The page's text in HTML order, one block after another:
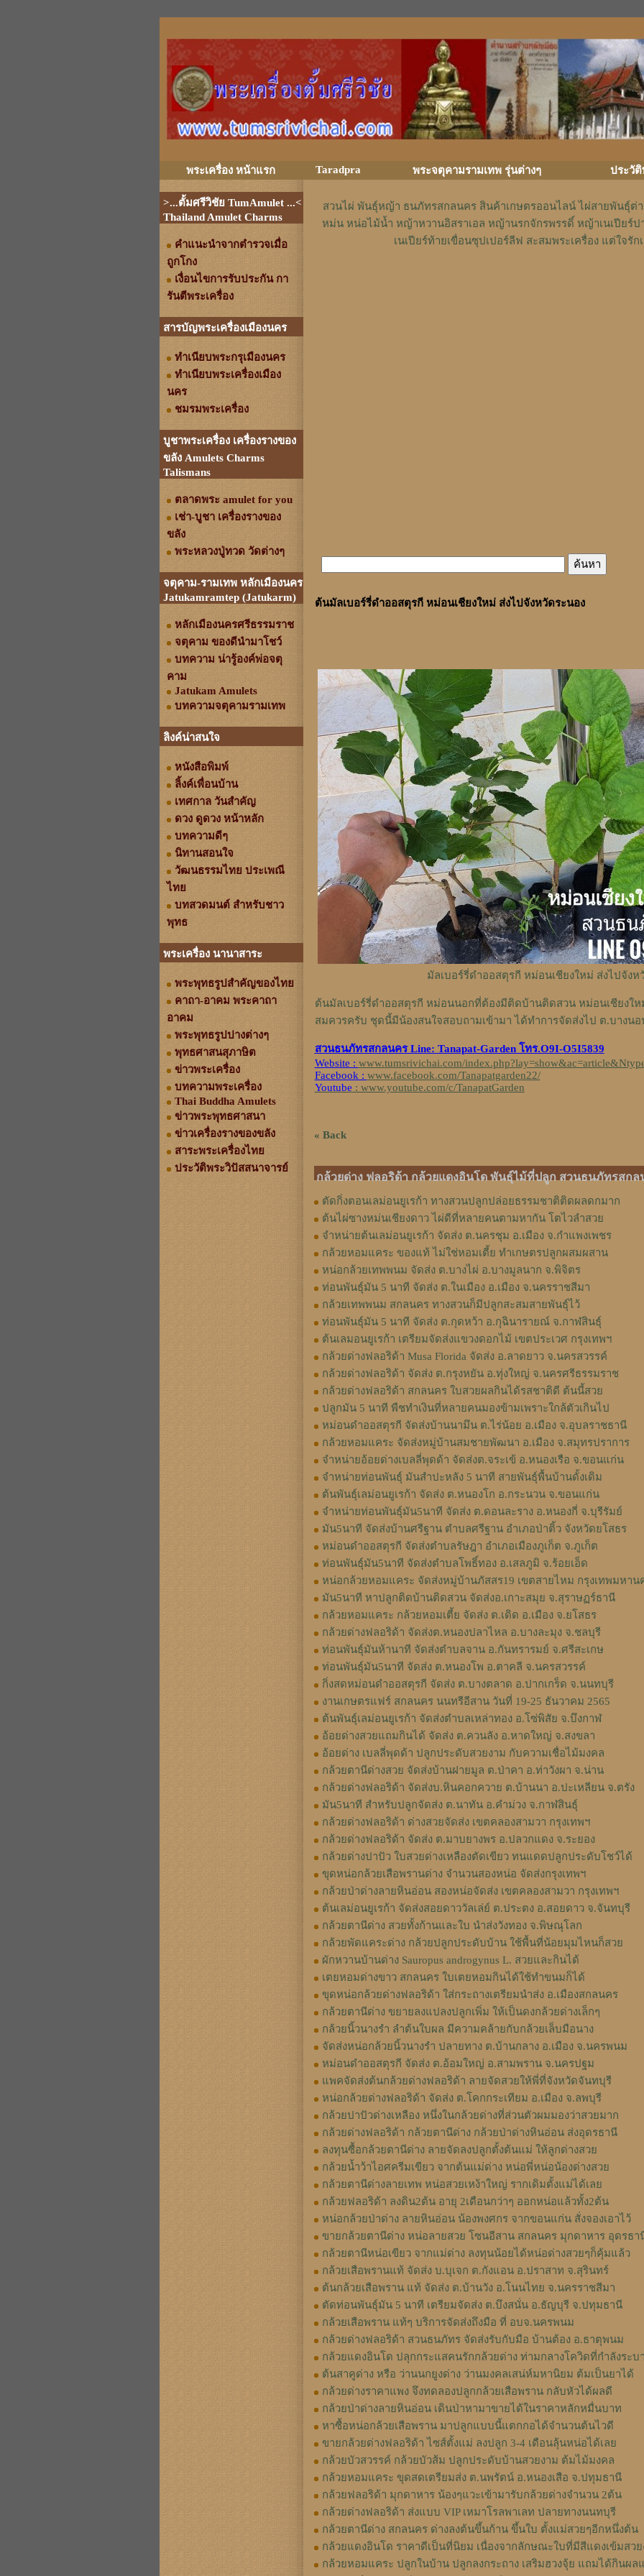
พระเครื่อง หน้าแรก Taradpra พระจตุคามรามเทพ รุ่นต่างๆ ประวัติ
>...ตั้มศรีวิชัย TumAmulet ...<
Thailand Amulet Charms
คำแนะนำจากตำรวจเมื่อ
ถูกโกง
เงื่อนไขการรับประกัน กา
รันตีพระเครื่อง
สารบัญพระเครื่องเมืองนคร
ทำเนียบพระกรุเมืองนคร
ทำเนียบพระเครื่องเมือง
นคร
ชมรมพระเครื่อง
บูชาพระเครื่อง เครื่องรางของ
ขลัง Amulets Charms
Talismans
ตลาดพระ amulet for you
เช่า-บูชา เครื่องรางของ
ขลัง
พระหลวงปู่ทวด วัดต่างๆ
จตุคาม-รามเทพ หลักเมืองนคร
Jatukamramtep (Jatukarm)
หลักเมืองนครศรีธรรมราช
จตุคาม ของดีนำมาโชว์
บทความ น่ารู้องค์พ่อจตุ
คาม
Jatukam Amulets
บทความจตุคามรามเทพ
ลิงค์น่าสนใจ
หนังสือพิมพ์
ลิ้งค์เพื่อนบ้าน
เทศกาล วันสำคัญ
ดวง ดูดวง หน้าหลัก
บทความดีๆ
นิทานสอนใจ
วัฒนธรรมไทย ประเพณี
ไทย
บทสวดมนต์ สำหรับชาว
พุทธ
พระเครื่อง นานาสาระ
พระพุทธรูปสำคัญของไทย
คาถา-อาคม พระคาถา
อาคม
พระพุทธรูปปางต่างๆ
พุทธศาสนสุภาษิต
ข่าวพระเครื่อง
บทความพระเครื่อง
Thai Buddha Amulets
ข่าวพระพุทธศาสนา
ข่าวเครื่องรางของขลัง
สาระพระเครื่องไทย
ประวัติพระวิปัสสนาจารย์
สวนไผ่ พันธุ์หญ้า ธนภัทรสกลนคร สินค้าเกษตรออนไลน์ ไผ่สายพันธุ์ต่า
หม่น หน่อไม้น้ำ หญ้าหวานอิสราเอล หญ้านรกจักรพรรดิ์ หญ้าเนเปียร์
เนเปียร์ท้ายเขื่อนซุปเปอร์ลีฟ สะสมพระเครื่อง แต่ใจรั
ต้นมัลเบอร์รี่ดำออสตุรกี หม่อนเชียงใหม่ ส่งไปจังหวัดระนอง
มัลเบอร์รี่ดำออสตุรกี หม่อนเชียงใหม่ ส่งไปจังห
ต้นมัลเบอร์รี่ดำออสตุรกี หม่อนนอกที่ต้องมีติดบ้านติดสวน หม่อนเชียงใ
สมควรครับ ชุดนี้มีน้องสนใจสอบถามเข้ามา ได้ทำการจัดส่งไป ต.บางนอ
สวนธนภัทรสกลนคร Line: Tanapat-Garden โทร.O9I-O5I5839
Website : www.tumsrivichai.com/
Facebook : www.facebook.com/Tanapatgarden22/
Youtube : www.youtube.com/c/TanapatGarden
« Back
กล้วยด่าง ฟลอริด้า กล้วยแดงอินโด พันธุ์ไม้ที่ปลูก สวนธนภัทรสกล
ตัดกิ่งตอนเลม่อนยูเรก้า ทางสวนปลูกปล่อยธรรมชาติติดผลดกมาก
ต้นไผ่ซางหม่นเชียงดาว ไผ่ดีที่หลายคนตามหากัน โตไวลำสวย
จำหน่ายต้นเลม่อนยูเรก้า จัดส่ง ต.นครชุม อ.เมือง จ.กําแพงเพชร
กล้วยหอมแคระ ของแท้ ไม่ใช่หอมเตี้ย ทำเกษตรปลูกผสมผสาน
หน่อกล้วยเทพพนม จัดส่ง ต.บางไผ่ อ.บางมูลนาก จ.พิจิตร
ท่อนพันธุ์มัน 5 นาที จัดส่ง ต.ในเมือง อ.เมือง จ.นครราชสีมา
กล้วยเทพพนม สกลนคร ทางสวนก็มีปลูกสะสมสายพันธุ์ไว้
ท่อนพันธุ์มัน 5 นาที จัดส่ง ต.กุดหว้า อ.กุฉินารายณ์ จ.กาฬสินธุ์
ต้นเลมอนยูเรก้า เตรียมจัดส่งแขวงดอกไม้ เขตประเวศ กรุงเทพฯ
กล้วยด่างฟลอริด้า Musa Florida จัดส่ง อ.ลาดยาว จ.นครสวรรค์
กล้วยด่างฟลอริด้า จัดส่ง ต.กรุงหยัน อ.ทุ่งใหญ่ จ.นครศรีธรรมราช
กล้วยด่างฟลอริด้า สกลนคร ใบสวยผลกินได้รสชาติดี ต้นนี้สวย
ปลูกมัน 5 นาที พืชทำเงินที่หลายคนมองข้ามเพราะใกล้ตัวเกินไป
หม่อนดำออสตุรกี จัดส่งบ้านนามึน ต.ไร่น้อย อ.เมือง จ.อุบลราชธานี
กล้วยหอมแคระ จัดส่งหมู่บ้านสมชายพัฒนา อ.เมือง จ.สมุทรปราการ
จำหน่ายอ้อยด่างเบลลี่พุดด้า จัดส่งต.จระเข้ อ.หนองเรือ จ.ขอนแก่น
จำหน่ายท่อนพันธุ์ มันสำปะหลัง 5 นาที สายพันธุ์พื้นบ้านดั้งเดิม
ต้นพันธุ์เลม่อนยูเรก้า จัดส่ง ต.หนองโก อ.กระนวน จ.ขอนแก่น
จำหน่ายท่อนพันธุ์มัน5นาที จัดส่ง ต.ดอนละราง อ.หนองกี่ จ.บุรีรัมย์
มัน5นาที จัดส่งบ้านศรีฐาน ตำบลศรีฐาน อำเภอป่าติ้ว จังหวัดยโสธร
หม่อนดำออสตุรกี จัดส่งตำบลรัษฎา อำเภอเมืองภูเก็ต จ.ภูเก็ต
ท่อนพันธุ์มัน5นาที จัดส่งตำบลโพธิ์ทอง อ.เสลภูมิ จ.ร้อยเอ็ด
หน่อกล้วยหอมแคระ จัดส่งหมู่บ้านภัสสร19 เขตสายไหม กรุงเทพมหาน
มัน5นาที หาปลูกติดบ้านติดสวน จัดส่งอ.เกาะสมุย จ.สุราษฏร์ธานี
กล้วยหอมแคระ กล้วยหอมเตี้ย จัดส่ง ต.เดิด อ.เมือง จ.ยโสธร
กล้วยด่างฟลอริด้า จัดส่งต.หนองปลาไหล อ.บางละมุง จ.ชลบุรี
ท่อนพันธุ์มันห้านาที จัดส่งตำบลจาน อ.กันทรารมย์ จ.ศรีสะเกษ
ท่อนพันธุ์มัน5นาที จัดส่ง ต.หนองโพ อ.ตาคลี จ.นครสวรรค์
กิ่งสดหม่อนดำออสตุรกี จัดส่ง ต.บางตลาด อ.ปากเกร็ด จ.นนทบุรี
งานเกษตรแฟร์ สกลนคร นนทรีอีสาน วันที่ 19-25 ธันวาคม 2565
ต้นพันธุ์เลม่อนยูเรก้า จัดส่งตำบลเหล่าทอง อ.โซ่พิสัย จ.บึงกาฬ
อ้อยด่างสวยแถมกินได้ จัดส่ง ต.ควนลัง อ.หาดใหญ่ จ.สงขลา
อ้อยด่าง เบลลี่พุดด้า ปลูกประดับสวยงาม กับความเชื่อไม้มงคล
กล้วยตานีด่างสวย จัดส่งบ้านฝายมูล ต.ป่าคา อ.ท่าวังผา จ.น่าน
กล้วยด่างฟลอริด้า จัดส่งบ.หินคอกควาย ต.บ้านนา อ.ปะเหลียน จ.ตรัง
มัน5นาที สำหรับปลูกจัดส่ง ต.นาทัน อ.คำม่วง จ.กาฬสินธุ์
กล้วยด่างฟลอริด้า ด่างสวยจัดส่ง เขตคลองสามวา กรุงเทพฯ
กล้วยด่างฟลอริด้า จัดส่ง ต.มาบยางพร อ.ปลวกแดง จ.ระยอง
กล้วยด่างปาปัว ใบสวยด่างเหลืองตัดเขียว ทนแดดปลูกประดับโชว์ได้
ขุดหน่อกล้วยเสือพรานด่าง จำนวนสองหน่อ จัดส่งกรุงเทพฯ
กล้วยป่าด่างลายหินอ่อน สองหน่อจัดส่ง เขตคลองสามวา กรุงเทพฯ
ต้นเลม่อนยูเรก้า จัดส่งสอยดาววัลเล่ย์ ต.ประตง อ.สอยดาว จ.จันทบุรี
กล้วยตานีด่าง สวยทั้งก้านและใบ นำส่งวังทอง จ.พิษณุโลก
กล้วยพัดแคระด่าง กล้วยปลูกประดับบ้าน ใช้พื้นที่น้อยมุมไหนก็สวย
ผักหวานบ้านด่าง Sauropus androgynus L. สวยและกินได้
เตยหอมด่างขาว สกลนคร ใบเตยหอมกินได้ใช้ทำขนมก็ได้
ขุดหน่อกล้วยด่างฟลอริด้า ใส่กระถางเตรียมนำส่ง อ.เมืองสกลนคร
กล้วยตานีด่าง ขยายลงแปลงปลูกเพิ่ม ให้เป็นดงกล้วยด่างเล็กๆ
กล้วยนิ้วนางรำ ลำต้นใบผล มีความคล้ายกับกล้วยเล็บมือนาง
จัดส่งหน่อกล้วยนิ้วนางรำ ปลายทาง ต.บ้านกลาง อ.เมือง จ.นครพนม
หม่อนดำออสตุรกี จัดส่ง ต.อ้อมใหญ่ อ.สามพราน จ.นครปฐม
แพคจัดส่งต้นกล้วยด่างฟลอริด้า ลายจัดสวยให้พี่ที่จังหวัดจันทบุรี
หน่อกล้วยด่างฟลอริด้า จัดส่ง ต.โคกกระเทียม อ.เมือง จ.ลพบุรี
กล้วยปาปัวด่างเหลือง หนึ่งในกล้วยด่างที่ส่วนตัวผมมองว่าสวยมาก
กล้วยด่างฟลอริด้า กล้วยตานีด่าง กล้วยป่าด่างหินอ่อน ส่งอุดรธานี
ลงทุนซื้อกล้วยตานีด่าง ลายจัดลงปลูกตั้งต้นแม่ ให้ลูกด่างสวย
กล้วยน้ำว้าไอศครีมเขียว จากต้นแม่ด่าง หน่อพี่หน่อน้องด่างสวย
กล้วยตานีด่างลายเทพ หน่อสวยเหง้าใหญ่ รากเดิมตั้งแม่ได้เลย
กล้วยฟลอริด้า ลงดิน2ต้น อายุ 2เดือนกว่าๆ ออกหน่อแล้วทั้ง2ต้น
หน่อกล้วยป่าด่าง ลายหินอ่อน น้องพงศกร จากขอนแก่น สั่งจองเอาไว้
ขายกล้วยตานีด่าง หน่อลายสวย โซนอีสาน สกลนคร มุกดาหาร อุดรธา
กล้วยตานีหน่อเขียว จากแม่ด่าง ลงทุนน้อยได้หน่อด่างสวยๆก็คุ้มแล้ว
กล้วยเสือพรานแท้ จัดส่ง บ.บุเจก ต.กังแอน อ.ปราสาท จ.สุรินทร์
ต้นกล้วยเสือพราน แท้ จัดส่ง ต.บ้านวัง อ.โนนไทย จ.นครราชสีมา
ตัดท่อนพันธุ์มัน 5 นาที เตรียมจัดส่ง ต.บึงสนั่น อ.ธัญบุรี จ.ปทุมธานี
กล้วยเสือพราน แท้ๆ บริการจัดส่งถึงมือ ที่ อบจ.นครพนม
กล้วยด่างฟลอริด้า สวนธนภัทร จัดส่งรับกับมือ บ้านต้อง อ.ธาตุพนม
กล้วยแดงอินโด ปลุกกระแสคนรักกล้วยด่าง ท่ามกลางโควิดที่กำลังระบ
ต้นสาคูด่าง หรือ ว่านนกยูงด่าง ว่านมงคลเสน่ห์มหานิยม ต้มเป็นยาได้
กล้วยด่างราคาแพง จึงทดลองปลูกกล้วยเสือพราน กลับหัวได้ผลดี
กล้วยป่าด่างลายหินอ่อน เดินป่าหามาขายได้ในราคาหลักหมื่นบาท
หาซื้อหน่อกล้วยเสือพราน มาปลูกแบบนี้แตกกอได้จำนวนต้นไวดี
ขายกล้วยด่างฟลอริด้า ไซส์ตั้งแม่ ลงปลูก 3-4 เดือนลุ้นหน่อได้เลย
กล้วยบัวสวรรค์ กล้วยบัวส้ม ปลูกประดับบ้านสวยงาม ต้มไม้มงคล
กล้วยหอมแคระ ขุดสดเตรียมส่ง ต.นพรัตน์ อ.หนองเสือ จ.ปทุมธานี
กล้วยฟลอริด้า มุกดาหาร น้องๆแวะเข้ามารับกล้วยด่างจำนวน 2ต้น
กล้วยด่างฟลอริด้า ส่งแบบ VIP เหมาโรลพาเลท ปลายทางนนทบุรี
กล้วยตานีด่าง สกลนคร ด่างลงต้นขึ้นก้าน ขึ้นใบ ตั้งแม่สวยๆอีกหนึ่งต้น
กล้วยแดงอินโด ราคาดีเป็นที่นิยม เนื่องจากลักษณะใบที่มีสีแดงเข้มสวย
กล้วยหอมแคระ ปลูกในบ้าน ปลูกลงกระถาง เสริมฮวงจุ้ย แถมได้กินผ